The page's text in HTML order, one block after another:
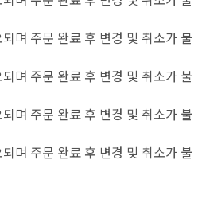
며 주문 완료 후 변경 및 취소가 불
며 주문 완료 후 변경 및 취소가 불
며 주문 완료 후 변경 및 취소가 불
며 주문 완료 후 변경 및 취소가 불